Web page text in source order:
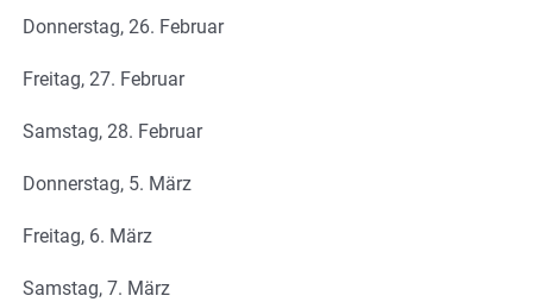
Donnerstag, 26. Februar
Freitag, 27. Februar
Samstag, 28. Februar
Donnerstag, 5. März
Freitag, 6. März
Samstag, 7. März